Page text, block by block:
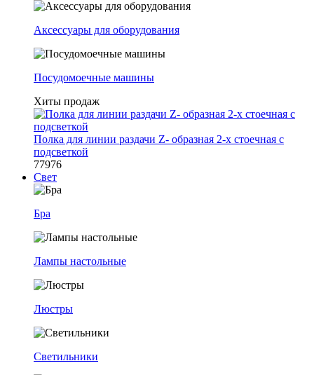
Аксессуары для оборудования
Посудомоечные машины
Хиты продаж
Полка для линии раздачи Z- образная 2-х стоечная с
подсветкой
77976
Свет
Бра
Лампы настольные
Люстры
Светильники